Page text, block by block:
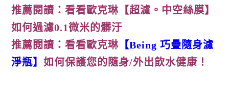
推薦閱讀：看看歐克琳 【超濾。中空絲膜】
如何過濾0.1微米的髒汙
推薦閱讀：看看歐克琳 【Being 巧疊隨身濾
淨瓶】如何保護您的隨身/外出飲水健康！